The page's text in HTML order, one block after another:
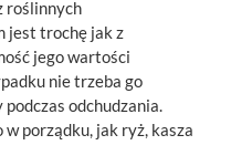
roślinnych
jest trochę jak z
jego wartości
nie trzeba go
odchudzania.
porządku, jak ryż, kasza